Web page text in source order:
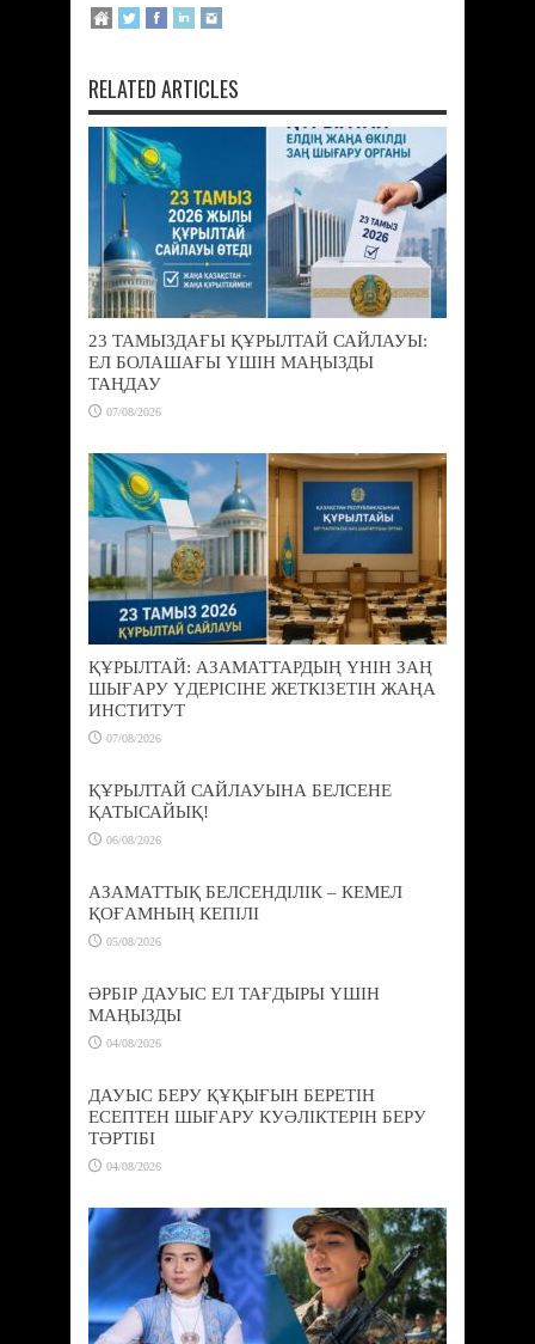
RELATED ARTICLES
23 ТАМЫЗДАҒЫ ҚҰРЫЛТАЙ САЙЛАУЫ:
ЕЛ БОЛАШАҒЫ ҮШІН МАҢЫЗДЫ
ТАҢДАУ
07/08/2026
ҚҰРЫЛТАЙ: АЗАМАТТАРДЫҢ ҮНІН ЗАҢ
ШЫҒАРУ ҮДЕРІСІНЕ ЖЕТКІЗЕТІН ЖАҢА
ИНСТИТУТ
07/08/2026
ҚҰРЫЛТАЙ САЙЛАУЫНА БЕЛСЕНЕ
ҚАТЫСАЙЫҚ!
06/08/2026
АЗАМАТТЫҚ БЕЛСЕНДІЛІК – КЕМЕЛ
ҚОҒАМНЫҢ КЕПІЛІ
05/08/2026
ӘРБІР ДАУЫС ЕЛ ТАҒДЫРЫ ҮШІН
МАҢЫЗДЫ
04/08/2026
ДАУЫС БЕРУ ҚҰҚЫҒЫН БЕРЕТІН
ЕСЕПТЕН ШЫҒАРУ КУӘЛІКТЕРІН БЕРУ
ТӘРТІБІ
04/08/2026